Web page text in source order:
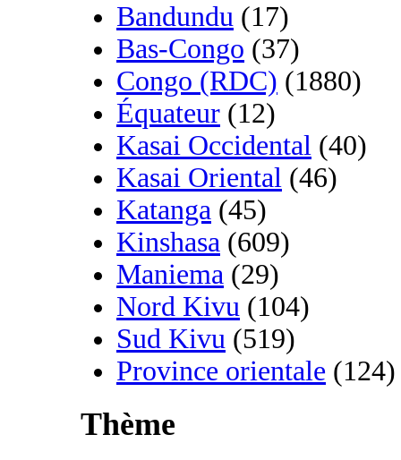
Bandundu (17)
Bas-Congo (37)
Congo (RDC) (1880)
Équateur (12)
Kasai Occidental (40)
Kasai Oriental (46)
Katanga (45)
Kinshasa (609)
Maniema (29)
Nord Kivu (104)
Sud Kivu (519)
Province orientale (124)
Thème